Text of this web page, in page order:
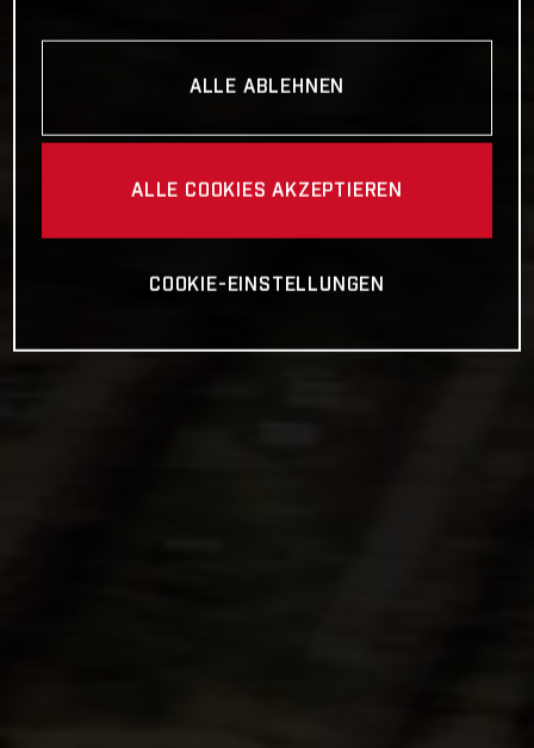
ALLE ABLEHNEN
ALLE COOKIES AKZEPTIEREN
COOKIE-EINSTELLUNGEN